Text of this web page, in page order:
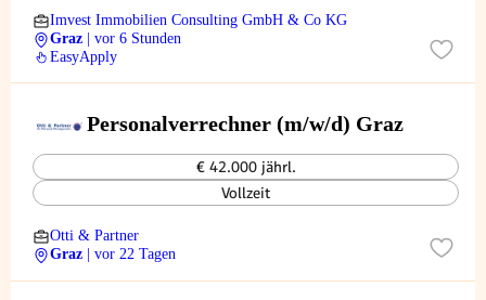
Imvest Immobilien Consulting GmbH & Co KG
Graz
| vor 6 Stunden
EasyApply
Personalverrechner (m/w/d) Graz
€ 42.000 jährl.
Vollzeit
Otti & Partner
Graz
| vor 22 Tagen